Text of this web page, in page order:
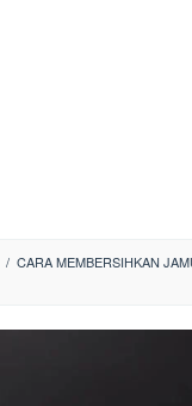
/ CARA MEMBERSIHKAN